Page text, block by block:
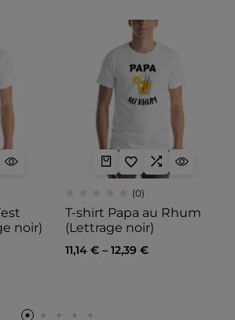
noir)
(0)
T-shirt Papa au Rhum
(Lettrage noir)
11,14 €– 12,39 €